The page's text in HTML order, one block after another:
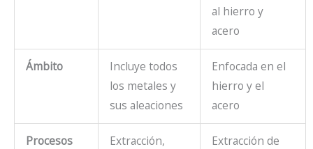
al hierro y
acero
Ámbito
Incluye todos
los metales y
sus aleaciones
Enfocada en el
hierro y el
acero
Procesos
Extracción,
Extracción de